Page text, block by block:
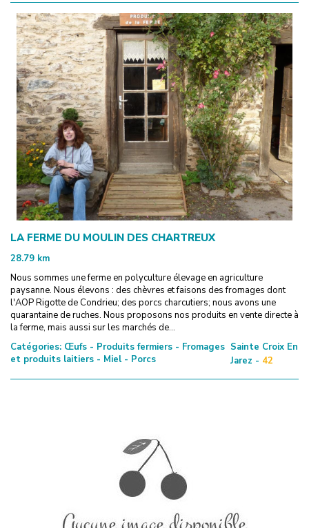
LA FERME DU MOULIN DES CHARTREUX
28.79 km
Nous sommes une ferme en polyculture élevage en agriculture
paysanne. Nous élevons : des chèvres et faisons des fromages dont
l'AOP Rigotte de Condrieu; des porcs charcutiers; nous avons une
quarantaine de ruches. Nous proposons nos produits en vente directe à
la ferme, mais aussi sur les marchés de...
Catégories: Œufs - Produits fermiers - Fromages
et produits laitiers - Miel - Porcs
Sainte Croix En
Jarez - 42